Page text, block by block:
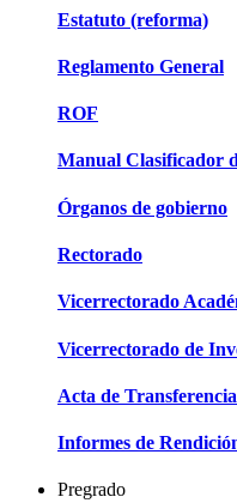
Estatuto (reforma)
Reglamento General
ROF
Manual Clasificador
Órganos de gobierno
Rectorado
Vicerrectorado
Vicerrectorado de
Acta de
Informes de
Pregrado